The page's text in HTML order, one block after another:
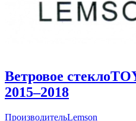
Ветровое стекло
2015–2018
ПроизводительLemson